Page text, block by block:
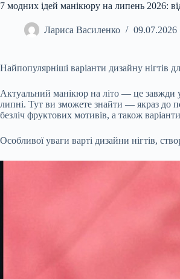
7 модних ідей манікюру на липень 2026:
Лариса Василенко 09.07.2026
Найпопулярніші варіанти дизайну нігтів
Актуальний манікюр на літо — це завжди
липні. Тут ви зможете знайти — якраз до
безліч фруктових мотивів, а також
Особливої уваги варті дизайни нігтів,